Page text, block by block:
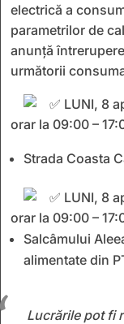
electrică a
parametrilor de
anunță
următorii
LUNI, 8
orar la 09:00 –
Strada Coasta
LUNI, 8
orar la 09:00 –
Salcâmului
alimentate din
Lucrările pot fi